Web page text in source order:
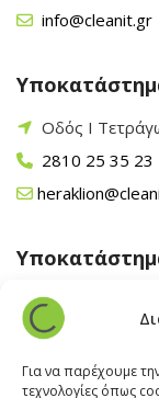
Για να παρέχουμε
τεχνολογίες όπως
info@cleanit.gr
Οδός Ι
2810 25 35 23
Άγιος Βλάσης
22840 43 163